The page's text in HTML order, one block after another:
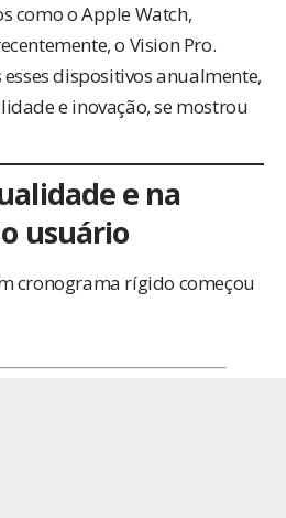
como o Apple Watch,
o Vision Pro.
dispositivos anualmente,
e inovação, se mostrou
e na
usuário
cronograma rígido começou